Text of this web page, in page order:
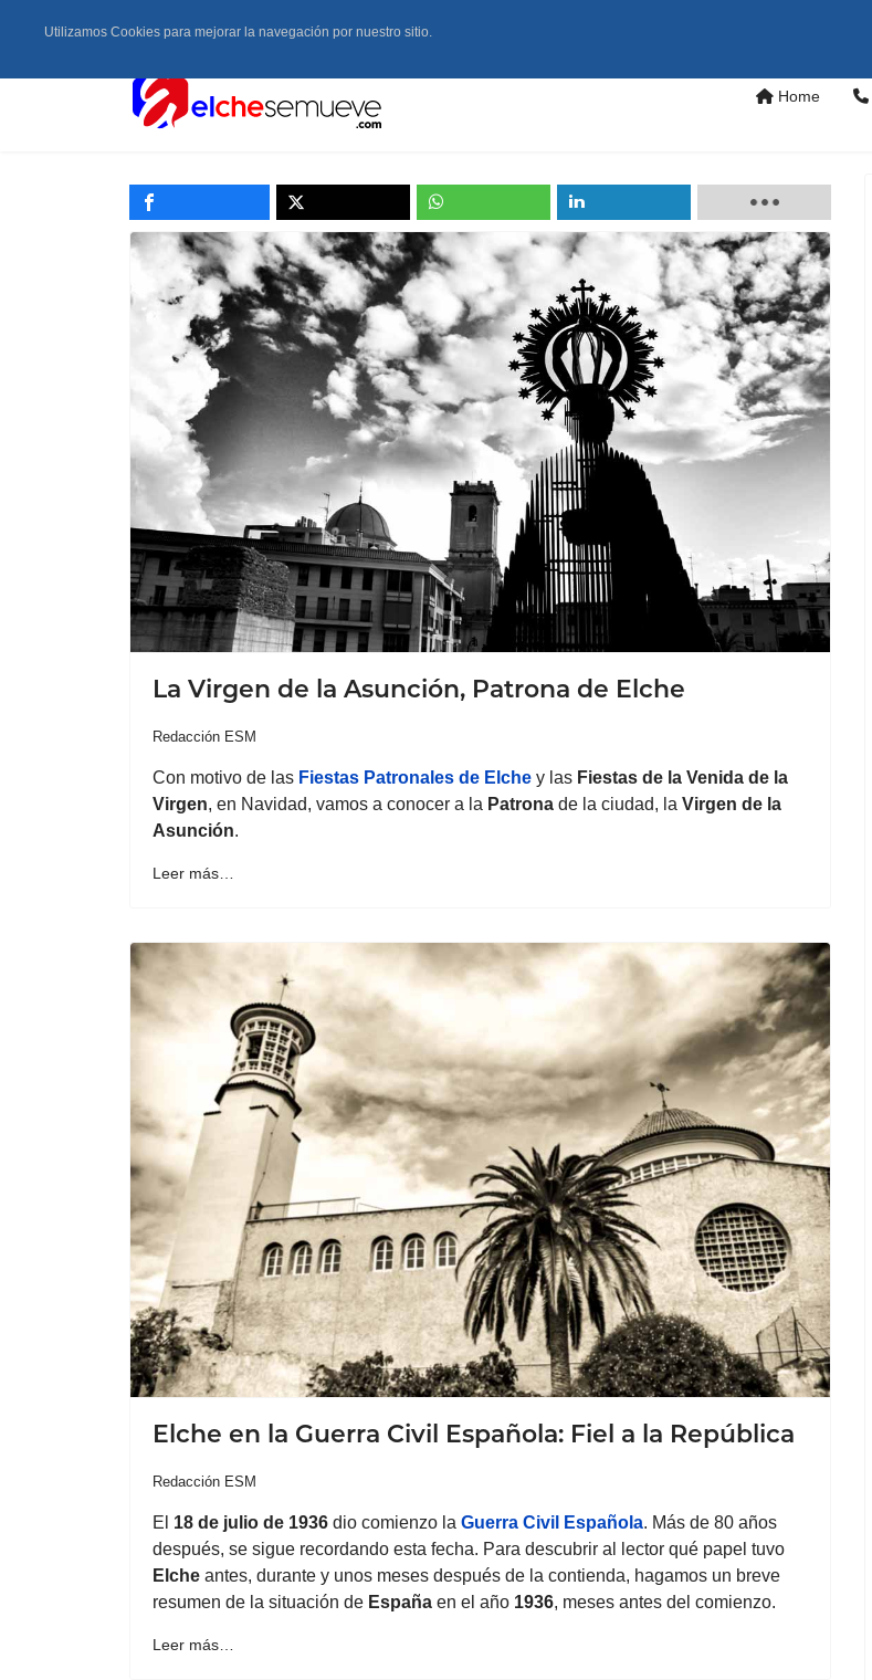
Home
La Virgen de la Asunción, Patrona de Elche
Redacción ESM
Con motivo de las Fiestas Patronales de Elche y las Fiestas de la Venida de la
Virgen, en Navidad, vamos a conocer a la Patrona de la ciudad, la Virgen de la
Asunción.
Leer más…
Elche en la Guerra Civil Española: Fiel a la República
Redacción ESM
El 18 de julio de 1936 dio comienzo la Guerra Civil Española. Más de 80 años
después, se sigue recordando esta fecha. Para descubrir al lector qué papel tuvo
Elche antes, durante y unos meses después de la contienda, hagamos un breve
resumen de la situación de España en el año 1936, meses antes del comienzo.
Leer más…
Utilizamos Cookies para mejorar la navegación por nuestro sitio.